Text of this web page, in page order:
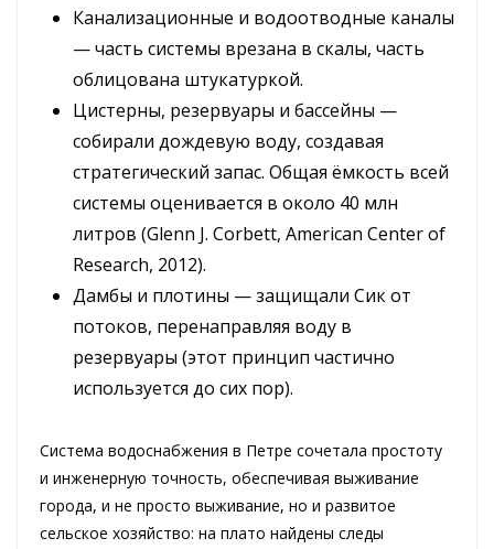
Канализационные и водоотводные каналы
— часть системы врезана в скалы, часть
облицована штукатуркой.
Цистерны, резервуары и бассейны —
собирали дождевую воду, создавая
стратегический запас. Общая ёмкость всей
системы оценивается в около 40 млн
литров (Glenn J. Corbett, American Center of
Research, 2012).
Дамбы и плотины — защищали Сик от
потоков, перенаправляя воду в
резервуары (этот принцип частично
используется до сих пор).
Система водоснабжения в Петре сочетала простоту
и инженерную точность, обеспечивая выживание
города, и не просто выживание, но и развитое
сельское хозяйство: на плато найдены следы